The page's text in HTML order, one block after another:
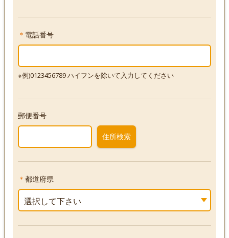
＊ 電話番号
※例)0123456789 ハイフンを除いて入力してください
郵便番号
住所検索
＊ 都道府県
選択して下さい